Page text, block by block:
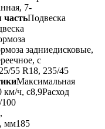
7-
частьПодвеска
задниедисковые,
с
55 R18, 235/45
Максимальная
км/ч, с8,9Расход
мм185